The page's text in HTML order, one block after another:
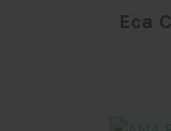
Eca